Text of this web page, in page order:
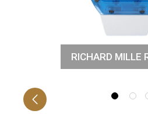
RICHARD MILLE